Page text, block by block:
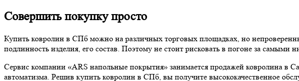
Совершить покупку просто
Купить ковролин в СПб можно на различных торговых площадках, но
подлинность изделия, его состав. Поэтому не стоит рисковать в погоне за самыми
Сервис компании «ARS напольные покрытия» занимается продажей ковролина в
автоматизма. Решив купить ковролин в СПб, вы получите высококачественное